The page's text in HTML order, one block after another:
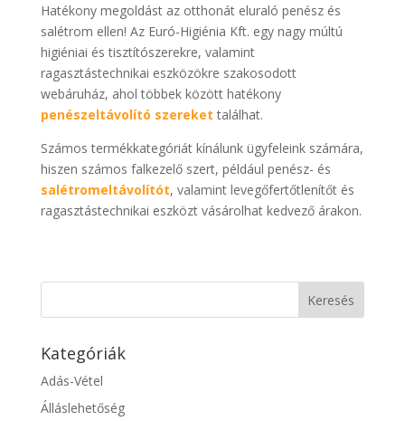
Hatékony megoldást az otthonát eluraló penész és
salétrom ellen! Az Euró-Higiénia Kft. egy nagy múltú
higiéniai és tisztítószerekre, valamint
ragasztástechnikai eszközökre szakosodott
webáruház, ahol többek között hatékony
penészeltávolító szereket találhat.
Számos termékkategóriát kínálunk ügyfeleink számára,
hiszen számos falkezelő szert, például penész- és
salétromeltávolítót, valamint levegőfertőtlenítőt és
ragasztástechnikai eszközt vásárolhat kedvező árakon.
Kategóriák
Adás-Vétel
Álláslehetőség